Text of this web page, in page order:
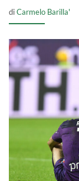
diCarmelo Barilla'